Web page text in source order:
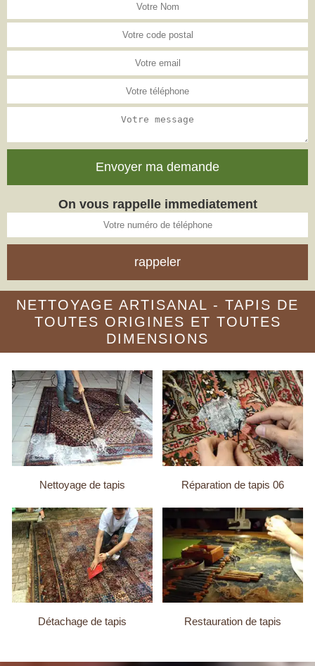
On vous rappelle immediatement
NETTOYAGE ARTISANAL - TAPIS DE
TOUTES ORIGINES ET TOUTES
DIMENSIONS
Nettoyage de tapis Réparation de tapis 06
Détachage de tapis Restauration de tapis